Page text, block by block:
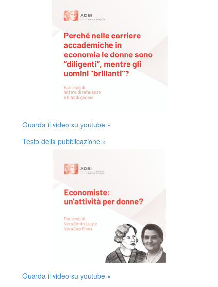
Guarda il video su youtube »
Testo della pubblicazione »
Guarda il video su youtube »